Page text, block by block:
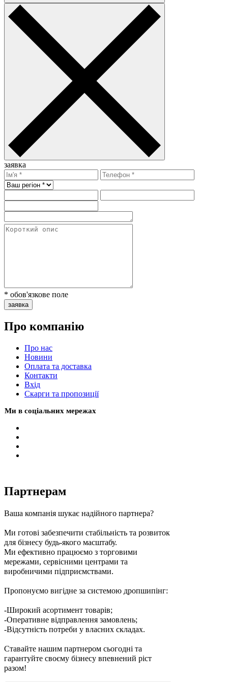
заявка
* обов'язкове поле
заявка
Про компанію
Про нас
Новини
Оплата та доставка
Контакти
Вхiд
Скарги та пропозиції
Ми в соціальних мережах
Партнерам
Ваша компанія шукає надійного партнера?
Ми готові забезпечити стабільність та розвиток
для бізнесу будь-якого масштабу.
Ми ефективно працюємо з торговими
мережами, сервісними центрами та
виробничими підприємствами.
Пропонуємо вигідне за системою дропшипінг:
-Широкий асортимент товарів;
-Оперативне відправлення замовлень;
-Відсутність потреби у власних складах.
Ставайте нашим партнером сьогодні та
гарантуйте своєму бізнесу впевнений ріст
разом!